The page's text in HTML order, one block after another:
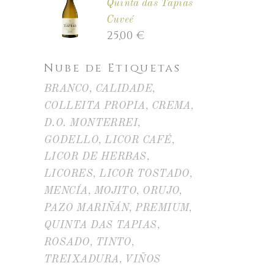
Quinta das Tapias
Cuveé
25,00 €
Nube de Etiquetas
BRANCO
CALIDADE
COLLEITA PROPIA
CREMA
D.O. MONTERREI
GODELLO LICOR CAFÉ
LICOR DE HERBAS
LICORES
LICOR TOSTADO
MENCÍA
MOJITO
ORUJO
PAZO MARIÑÁN
PREMIUM
QUINTA DAS TAPIAS
ROSADO
TINTO
TREIXADURA
VIÑOS